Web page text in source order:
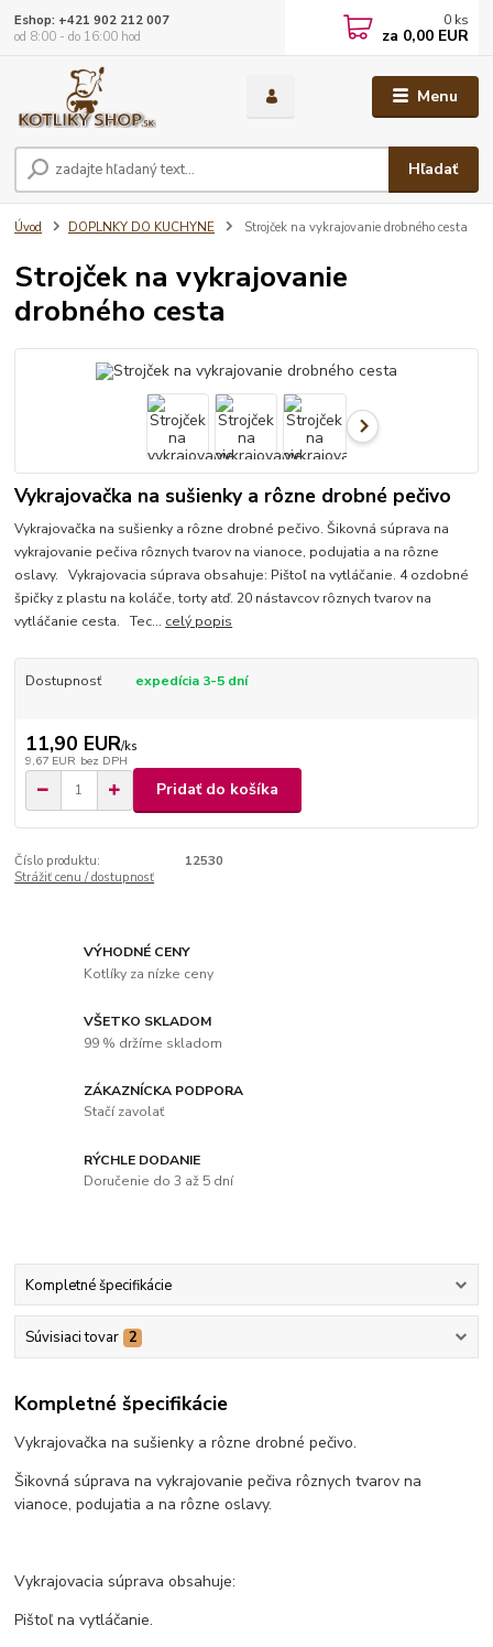
Menu
Hľadať
Eshop: +421 902 212 007
od 8:00 - do 16:00 hod
0 ks
za 0,00 EUR
Úvod DOPLNKY DO KUCHYNE Strojček na vykrajovanie drobného cesta
Strojček na vykrajovanie
drobného cesta
Vykrajovačka na sušienky a rôzne drobné pečivo
Vykrajovačka na sušienky a rôzne drobné pečivo. Šikovná súprava na
vykrajovanie pečiva rôznych tvarov na vianoce, podujatia a na rôzne
oslavy. Vykrajovacia súprava obsahuje: Pištoľ na vytláčanie. 4 ozdobné
špičky z plastu na koláče, torty atď. 20 nástavcov rôznych tvarov na
vytláčanie cesta. Tec... celý popis
Dostupnosť expedícia 3-5 dní
11,90 EUR/ks
9,67 EUR bez DPH
Pridať do košíka
Číslo produktu:
12530
Strážiť cenu / dostupnosť
VÝHODNÉ CENY
Kotlíky za nízke ceny
VŠETKO SKLADOM
99 % držíme skladom
ZÁKAZNÍCKA PODPORA
Stačí zavolať
RÝCHLE DODANIE
Doručenie do 3 až 5 dní
Kompletné špecifikácie
Súvisiaci tovar 2
Kompletné špecifikácie
Vykrajovačka na sušienky a rôzne drobné pečivo.
Šikovná súprava na vykrajovanie pečiva rôznych tvarov na
vianoce, podujatia a na rôzne oslavy.
Vykrajovacia súprava obsahuje:
Pištoľ na vytláčanie.